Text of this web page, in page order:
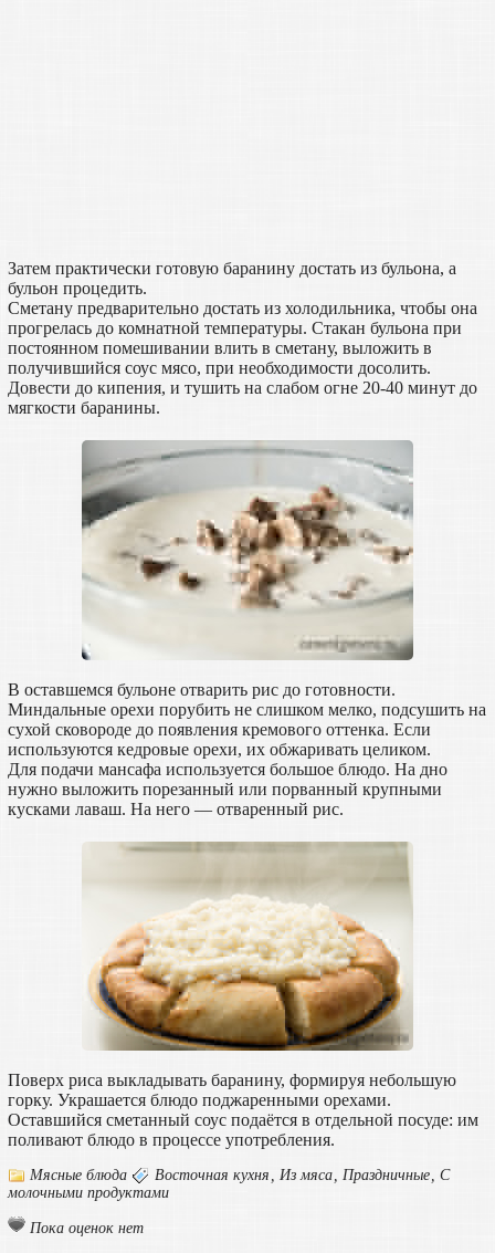
Затем практически готовую баранину достать из бульона, а
бульон процедить.
Сметану предварительно достать из холодильника, чтобы она
прогрелась до комнатной температуры. Стакан бульона при
постоянном помешивании влить в сметану, выложить в
получившийся соус мясо, при необходимости досолить.
Довести до кипения, и тушить на слабом огне 20-40 минут до
мягкости баранины.
В оставшемся бульоне отварить рис до готовности.
Миндальные орехи порубить не слишком мелко, подсушить на
сухой сковороде до появления кремового оттенка. Если
используются кедровые орехи, их обжаривать целиком.
Для подачи мансафа используется большое блюдо. На дно
нужно выложить порезанный или порванный крупными
кусками лаваш. На него — отваренный рис.
Поверх риса выкладывать баранину, формируя небольшую
горку. Украшается блюдо поджаренными орехами.
Оставшийся сметанный соус подаётся в отдельной посуде: им
поливают блюдо в процессе употребления.
Мясные блюда Восточная кухня Из мяса Праздничные
С
молочными продуктами
Пока оценок нет